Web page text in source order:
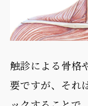
触診による骨格
要ですが、それ